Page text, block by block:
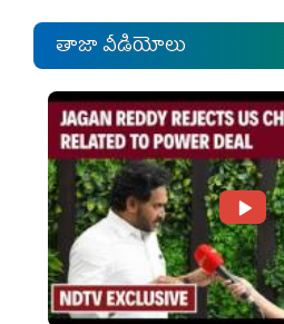
తాజా వీడియోలు